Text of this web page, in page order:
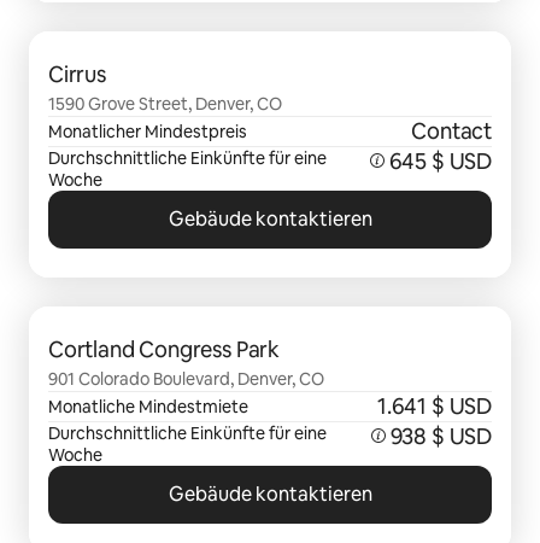
Cirrus
1590 Grove Street, Denver, CO
Monatlicher Mindestpreis
Contact
Durchschnittliche Einkünfte für eine
Woche
645 $ USD
Gebäude kontaktieren
Cortland Congress Park
901 Colorado Boulevard, Denver, CO
Monatliche Mindestmiete
1.641 $ USD
Durchschnittliche Einkünfte für eine
Woche
938 $ USD
Gebäude kontaktieren